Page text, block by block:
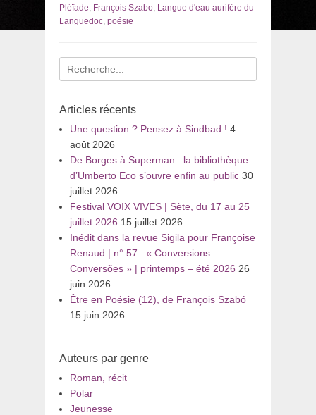
Pléïade, François Szabo, Langue d'eau aurifère du
Languedoc, poésie
Recherche
pour
Articles récents
Une question ? Pensez à Sindbad ! 4
août 2026
De Borges à Superman : la bibliothèque
d’Umberto Eco s’ouvre enfin au public 30
juillet 2026
Festival VOIX VIVES | Sète, du 17 au 25
juillet 2026 15 juillet 2026
Inédit dans la revue Sigila pour Françoise
Renaud | n° 57 : « Conversions –
Conversões » | printemps – été 2026 26
juin 2026
Être en Poésie (12), de François Szabó
15 juin 2026
Auteurs par genre
Roman, récit
Polar
Jeunesse